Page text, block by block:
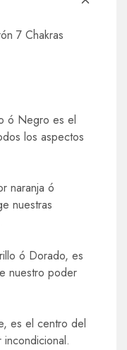
7 Chakras
ó Negro es el
los aspectos
naranja ó
nuestras
ó Dorado, es
nuestro poder
es el centro del